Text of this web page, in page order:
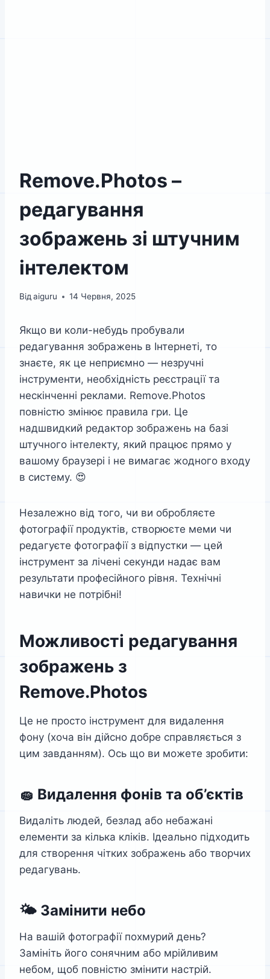
Remove.Photos –
редагування
зображень зі штучним
інтелектом
Відaiguru 14 Червня, 2025
Якщо ви коли-небудь пробували
редагування зображень в Інтернеті, то
знаєте, як це неприємно — незручні
інструменти, необхідність реєстрації та
нескінченні реклами. Remove.Photos
повністю змінює правила гри. Це
надшвидкий редактор зображень на базі
штучного інтелекту, який працює прямо у
вашому браузері і не вимагає жодного входу
в систему. 😍
Незалежно від того, чи ви обробляєте
фотографії продуктів, створюєте меми чи
редагуєте фотографії з відпустки — цей
інструмент за лічені секунди надає вам
результати професійного рівня. Технічні
навички не потрібні!
Можливості редагування
зображень з
Remove.Photos
Це не просто інструмент для видалення
фону (хоча він дійсно добре справляється з
цим завданням). Ось що ви можете зробити:
🧽 Видалення фонів та об’єктів
Видаліть людей, безлад або небажані
елементи за кілька кліків. Ідеально підходить
для створення чітких зображень або творчих
редагувань.
🌤️ Замінити небо
На вашій фотографії похмурий день?
Замініть його сонячним або мрійливим
небом, щоб повністю змінити настрій.